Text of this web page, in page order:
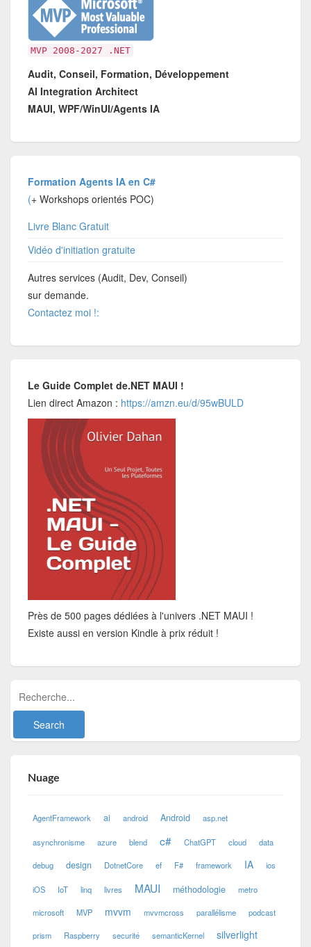
MVP 2008-2027 .NET
Audit, Conseil, Formation, Développement
AI Integration Architect
MAUI, WPF/WinUI/Agents IA
Formation Agents IA en C#
(+ Workshops orientés POC)
Livre Blanc Gratuit
Vidéo d'initiation gratuite
Autres services (Audit, Dev, Conseil)
sur demande.
Contactez moi !:
Le Guide Complet de.NET MAUI !
Lien direct Amazon : https://amzn.eu/d/95wBULD
Près de 500 pages dédiées à l'univers .NET MAUI !
Existe aussi en version Kindle à prix réduit !
Nuage
AgentFramework ai android Android asp.net
asynchronisme azure blend c# ChatGPT cloud data
debug design DotnetCore ef F# framework IA ios
iOS IoT linq livres MAUI méthodologie metro
microsoft MVP mvvm mvvmcross parallélisme podcast
prism Raspberry securité semanticKernel silverlight